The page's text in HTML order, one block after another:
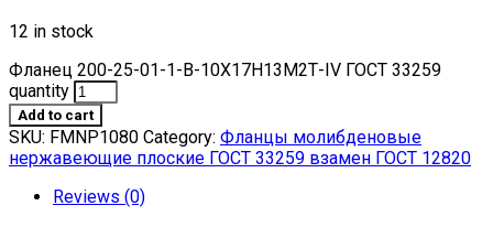
12 in stock
Фланец 200-25-01-1-В-10Х17Н13М2Т-IV ГОСТ 33259
quantity
Add to cart
SKU: FMNP1080 Category: Фланцы молибденовые
нержавеющие плоские ГОСТ 33259 взамен ГОСТ 12820
Reviews (0)